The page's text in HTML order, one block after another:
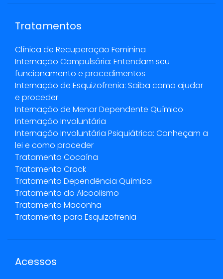
Tratamentos
Clínica de Recuperação Feminina
Internação Compulsória: Entendam seu
funcionamento e procedimentos
Internação de Esquizofrenia: Saiba como ajudar
e proceder
Internação de Menor Dependente Químico
Internação Involuntária
Internação Involuntária Psiquiátrica: Conheçam a
lei e como proceder
Tratamento Cocaína
Tratamento Crack
Tratamento Dependência Química
Tratamento do Alcoolismo
Tratamento Maconha
Tratamento para Esquizofrenia
Acessos